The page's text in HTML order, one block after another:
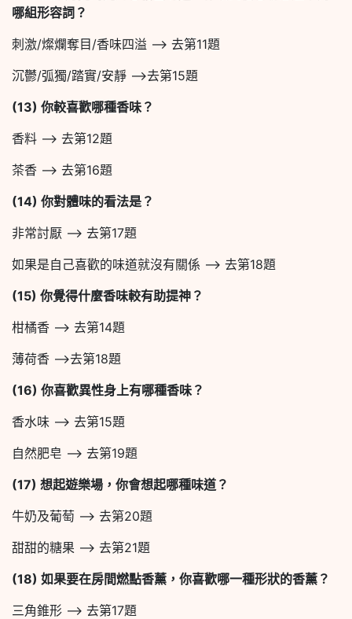
哪組形容詞？
刺激/燦爛奪目/香味四溢 –> 去第11題
沉鬱/弧獨/踏實/安靜 –>去第15題
(13) 你較喜歡哪種香味？
香料 –> 去第12題
茶香 –> 去第16題
(14) 你對體味的看法是？
非常討厭 –> 去第17題
如果是自己喜歡的味道就沒有關係 –> 去第18題
(15) 你覺得什麼香味較有助提神？
柑橘香 –> 去第14題
薄荷香 –>去第18題
(16) 你喜歡異性身上有哪種香味？
香水味 –> 去第15題
自然肥皂 –> 去第19題
(17) 想起遊樂場，你會想起哪種味道？
牛奶及葡萄 –> 去第20題
甜甜的糖果 –> 去第21題
(18) 如果要在房間燃點香薰，你喜歡哪一種形狀的香薰？
三角錐形 –> 去第17題